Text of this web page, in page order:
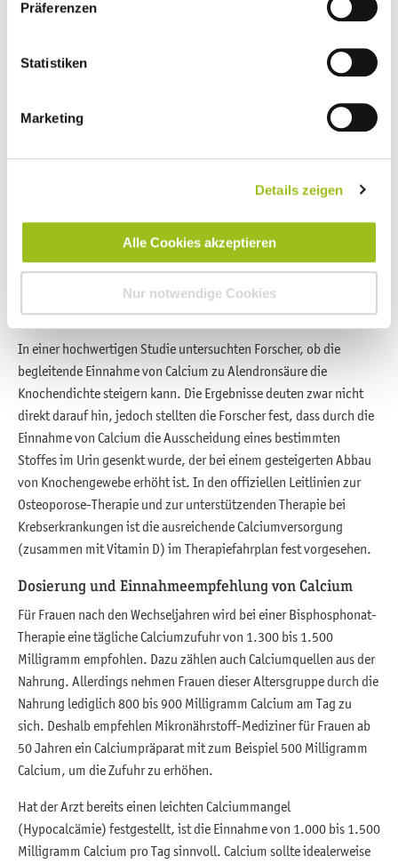
genannten Zwecke. Ihre Einwilligung können Sie jederzeit
finden Sie ganz unten im Footer auf unserer Webseite.
Präferenzen
Statistiken
Marketing
Details zeigen
Alle Cookies akzeptieren
Nur notwendige Cookies
Bisphosphonate können Calcium binden und so einen Calciummangel
verusachen, achten Sie deshalb auf Ihre Calciumversorgung.
Achtung: nicht zeitgleich einnehmen. Bild: baibaz/iStock/Getty Images
In einer hochwertigen Studie untersuchten Forscher, ob die
begleitende Einnahme von Calcium zu Alendronsäure die
Knochendichte steigern kann. Die Ergebnisse deuten zwar nicht
direkt darauf hin, jedoch stellten die Forscher fest, dass durch die
Einnahme von Calcium die Ausscheidung eines bestimmten
Stoffes im Urin gesenkt wurde, der bei einem gesteigerten Abbau
von Knochengewebe erhöht ist. In den offiziellen Leitlinien zur
Osteoporose-Therapie und zur unterstützenden Therapie bei
Krebserkrankungen ist die ausreichende Calciumversorgung
(zusammen mit Vitamin D) im Therapiefahrplan fest vorgesehen.
Dosierung und Einnahmeempfehlung von Calcium
Für Frauen nach den Wechseljahren wird bei einer Bisphosphonat-
Therapie eine tägliche Calciumzufuhr von 1.300 bis 1.500
Milligramm empfohlen. Dazu zählen auch Calciumquellen aus der
Nahrung. Allerdings nehmen Frauen dieser Altersgruppe durch die
Nahrung lediglich 800 bis 900 Milligramm Calcium am Tag zu
sich. Deshalb empfehlen Mikronährstoff-Mediziner für Frauen ab
50 Jahren ein Calciumpräparat mit zum Beispiel 500 Milligramm
Calcium, um die Zufuhr zu erhöhen.
Hat der Arzt bereits einen leichten Calciummangel
(Hypocalcämie) festgestellt, ist die Einnahme von 1.000 bis 1.500
Milligramm Calcium pro Tag sinnvoll. Calcium sollte idealerweise